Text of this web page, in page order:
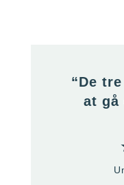
“De
at gå